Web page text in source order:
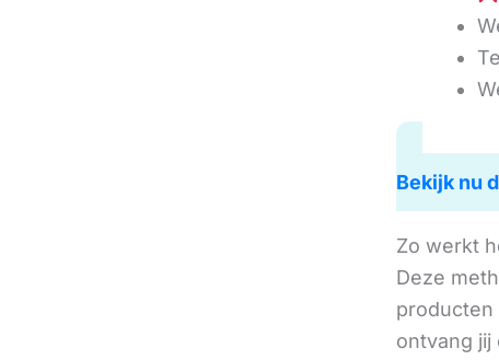
Bekijk nu
Zo werkt
Deze
producten
ontvang